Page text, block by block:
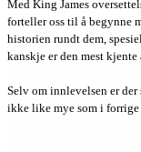
Med King James
forteller oss til å begynne
historien rundt dem,
kanskje er den mest kjente
Selv om innlevelsen er
ikke like mye som i forrige